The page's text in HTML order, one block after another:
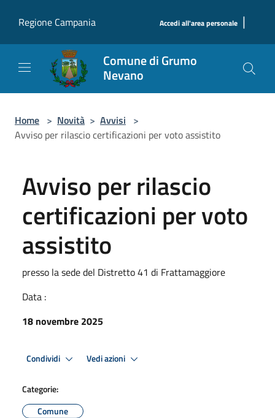
Regione Campania
Accedi all'area personale |
Comune di Grumo
Nevano
Home > Novità > Avvisi >
Avviso per rilascio certificazioni per voto assistito
Avviso per rilascio
certificazioni per voto
assistito
presso la sede del Distretto 41 di Frattamaggiore
Data :
18 novembre 2025
Condividi Vedi azioni
Categorie:
Comune